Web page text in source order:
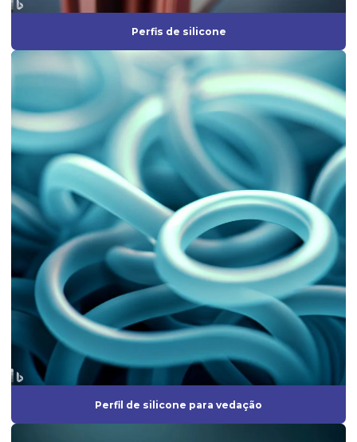
Fabricação de peças de borracha
Fabricação de peças em silicone
Fabricante de anel de vedação
Fabricante de borrachas automotivas
Fabricante de diafragma de borracha
Fabricante de mangueira de silicone
Fabricante de peças de borracha sob medida
Fabricante de peças injetadas em borracha
Fabricante de peças em silicone
Fabricante de peças técnicas de borracha sob medida para
indústrias
Fabricante perfil de borracha
Fabricante de perfil de silicone
Fabricantes de anel oring
Fabricantes de borrachas
Perfis de silicone
Perfil de silicone para vedação